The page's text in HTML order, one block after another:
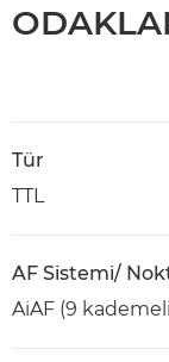
Tür
TTL
AF Sistemi/
AiAF (9